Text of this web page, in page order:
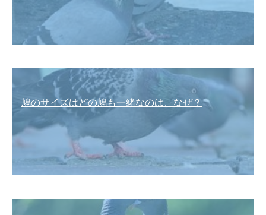
鳩のサイズはどの鳩も一緒なのは、なぜ？